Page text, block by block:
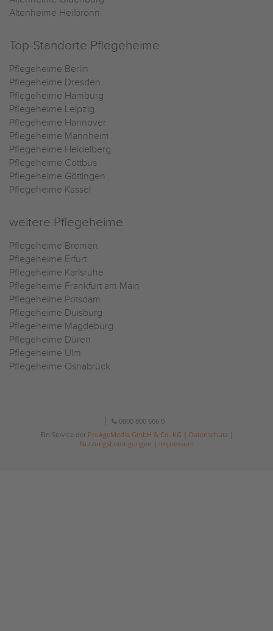
Altenheime Heilbronn
Top-Standorte Pflegeheime
Pflegeheime Berlin
Pflegeheime Dresden
Pflegeheime Hamburg
Pflegeheime Leipzig
Pflegeheime Hannover
Pflegeheime Mannheim
Pflegeheime Heidelberg
Pflegeheime Cottbus
Pflegeheime Göttingen
Pflegeheime Kassel
weitere Pflegeheime
Pflegeheime Bremen
Pflegeheime Erfurt
Pflegeheime Karlsruhe
Pflegeheime Frankfurt am Main
Pflegeheime Potsdam
Pflegeheime Duisburg
Pflegeheime Magdeburg
Pflegeheime Düren
Pflegeheime Ulm
Pflegeheime Osnabrück
0800 800 666 0
Ein Service der ProAgeMedia GmbH & Co. KG Datenschutz|
Nutzungsbedingungen
Impressum